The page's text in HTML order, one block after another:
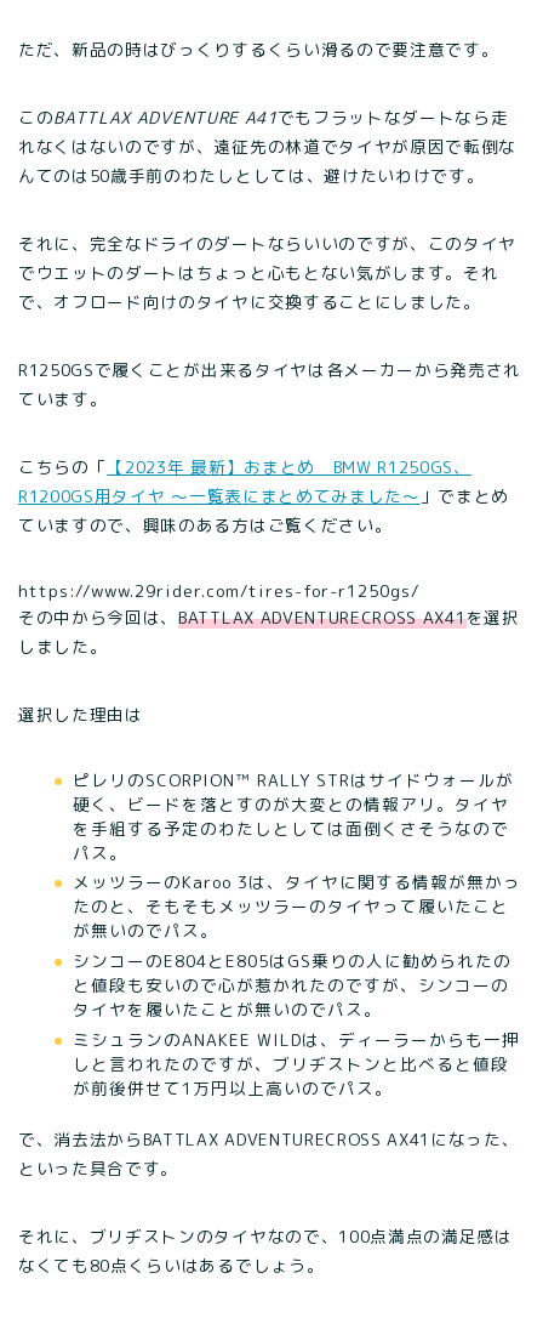
ただ、新品の時はびっくりするくらい滑るので要注意です。
このBATTLAX ADVENTURE A41でもフラットなダートなら走
れなくはないのですが、遠征先の林道でタイヤが原因で転倒な
んてのは50歳手前のわたしとしては、避けたいわけです。
それに、完全なドライのダートならいいのですが、このタイヤ
でウエットのダートはちょっと心もとない気がします。それ
で、オフロード向けのタイヤに交換することにしました。
R1250GSで履くことが出来るタイヤは各メーカーから発売され
ています。
こちらの「 【2023年 最新】おまとめ BMW R1250GS、
R1200GS用タイヤ ～一覧表にまとめてみました～ 」でまとめ
ていますので、興味のある方はご覧ください。
https://www.29rider.com/tires-for-r1250gs/
その中から今回は、BATTLAX ADVENTURECROSS AX41を選択
しました。
選択した理由は
ピレリのSCORPION™ RALLY STRはサイドウォールが
硬く、ビードを落とすのが大変との情報アリ。タイヤ
を手組する予定のわたしとしては面倒くさそうなので
パス。
メッツラーのKaroo 3は、タイヤに関する情報が無かっ
たのと、そもそもメッツラーのタイヤって履いたこと
が無いのでパス。
シンコーのE804とE805はGS乗りの人に勧められたの
と値段も安いので心が惹かれたのですが、シンコーの
タイヤを履いたことが無いのでパス。
ミシュランのANAKEE WILDは、ディーラーからも一押
しと言われたのですが、ブリヂストンと比べると値段
が前後併せて1万円以上高いのでパス。
で、消去法からBATTLAX ADVENTURECROSS AX41になった、
といった具合です。
それに、ブリヂストンのタイヤなので、100点満点の満足感は
なくても80点くらいはあるでしょう。